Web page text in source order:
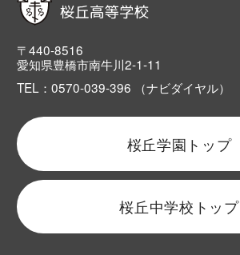
〒440-8516
愛知県豊橋市南牛川2-1-11
TEL：0570-039-396 （ナビダイヤル）
桜丘学園トップ
桜丘中学校トップ